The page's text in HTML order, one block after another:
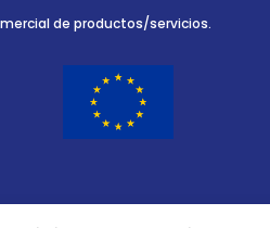
de productos/servicios.